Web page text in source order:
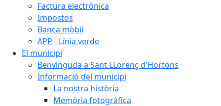
Factura electrònica
Impostos
Banca mòbil
APP - Línia verde
El municipi
Benvinguda a Sant LLorenç d'Hortons
Informació del municipi
La nostra història
Memòria fotogràfica